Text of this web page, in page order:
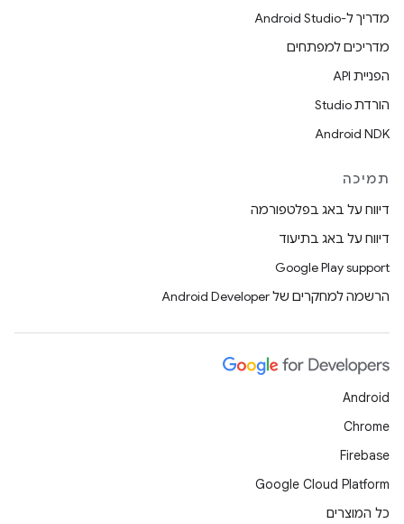
מדריך ל-Android Studio
מדריכים למפתחים
הפניית API
הורדת Studio
Android NDK
תמיכה
דיווח על באג בפלטפורמה
דיווח על באג בתיעוד
Google Play support
הרשמה למחקרים של Android Developer
Android
Chrome
Firebase
Google Cloud Platform
כל המוצרים